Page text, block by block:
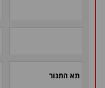
תא התנור